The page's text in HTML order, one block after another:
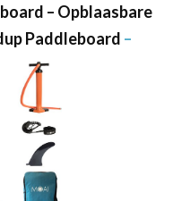
– Opblaasbare
Paddleboard –